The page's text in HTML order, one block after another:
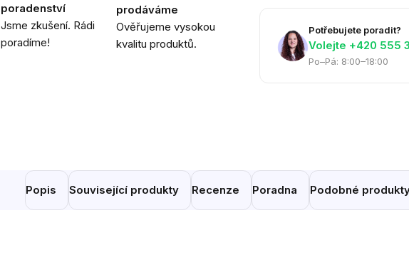
poradenství
Jsme zkušení. Rádi
poradíme!
prodáváme
Ověřujeme vysokou
kvalitu produktů.
Potřebujete poradit?
Volejte ‭+420 555
Po–Pá: 8:00–18:00
Popis Související produkty Recenze Poradna Podobné